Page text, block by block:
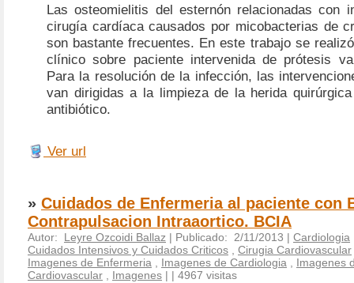
Las osteomielitis del esternón relacionadas con
cirugía cardíaca causados por micobacterias de
son bastante frecuentes. En este trabajo se
clínico sobre paciente intervenida de prótesis
Para la resolución de la infección, las
van dirigidas a la limpieza de la herida
antibiótico.
Ver url
» Cuidados de Enfermeria al paciente con
Contrapulsacion Intraaortico. BCIA
Autor: Leyre Ozcoidi Ballaz | Publicado: 2/11/2013 | Cardiologia
Cuidados Intensivos y Cuidados Criticos
Cirugia Cardiovascular
Imagenes de Enfermeria
Imagenes de Cardiologia
Imagenes
Cardiovascular
Imagenes | | 4967 visitas